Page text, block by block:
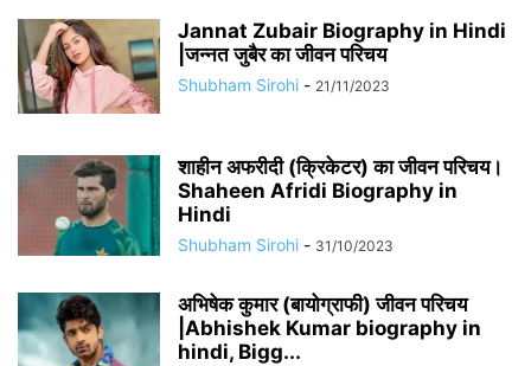
Jannat Zubair Biography in Hindi
|जन्नत जुबैर का जीवन परिचय
Shubham Sirohi - 21/11/2023
शाहीन अफरीदी (क्रिकेटर) का जीवन परिचय।
Shaheen Afridi Biography in
Hindi
Shubham Sirohi - 31/10/2023
अभिषेक कुमार (बायोग्राफी) जीवन परिचय
|Abhishek Kumar biography in
hindi, Bigg...